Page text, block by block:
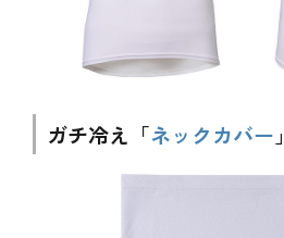
ガチ冷え「ネックカバー